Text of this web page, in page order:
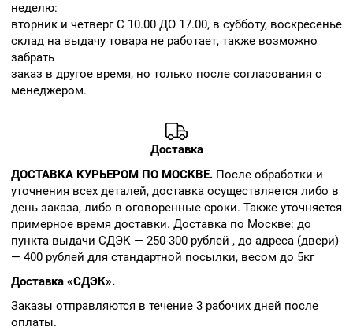
неделю:
вторник и четверг С 10.00 ДО 17.00, в субботу, воскресенье
склад на выдачу товара не работает, также возможно
забрать
заказ в другое время, но только после согласования с
менеджером.
Доставка
ДОСТАВКА КУРЬЕРОМ ПО МОСКВЕ. После обработки и
уточнения всех деталей, доставка осуществляется либо в
день заказа, либо в оговоренные сроки. Также уточняется
примерное время доставки. Доставка по Москве: до
пункта выдачи СДЭК — 250-300 рублей , до адреса (двери)
— 400 рублей для стандартной посылки, весом до 5кг
Доставка «СДЭК».
Заказы отправляются в течение 3 рабочих дней после
оплаты.